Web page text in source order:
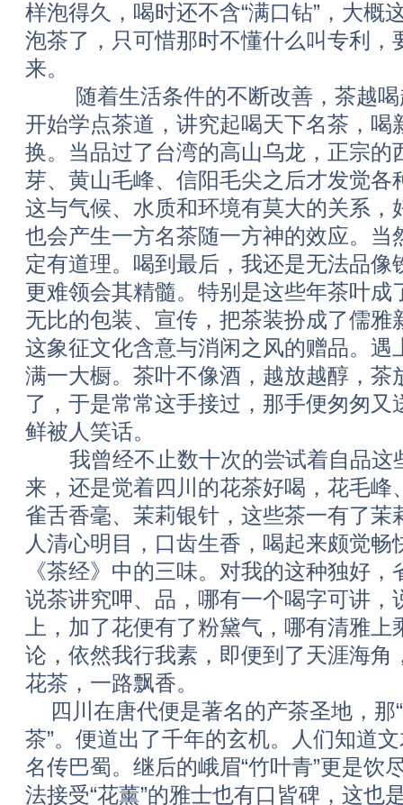
样泡得久，喝时还不含“满口钻”，大概
泡茶了，只可惜那时不懂什么叫专利，
来。
随着生活条件的不断改善，茶越喝
开始学点茶道，讲究起喝天下名茶，喝
换。当品过了台湾的高山乌龙，正宗的
芽、黄山毛峰、信阳毛尖之后才发觉各
这与气候、水质和环境有莫大的关系，
也会产生一方名茶随一方神的效应。当
定有道理。喝到最后，我还是无法品像
更难领会其精髓。特别是这些年茶叶成
无比的包装、宣传，把茶装扮成了儒雅
这象征文化含意与消闲之风的赠品。遇
满一大橱。茶叶不像酒，越放越醇，茶
了，于是常常这手接过，那手便匆匆又
鲜被人笑话。
我曾经不止数十次的尝试着自品这
来，还是觉着四川的花茶好喝，花毛峰
雀舌香毫、茉莉银针，这些茶一有了茉
人清心明目，口齿生香，喝起来颇觉
《茶经》中的三味。对我的这种独好
说茶讲究呷、品，哪有一个喝字可讲，
上，加了花便有了粉黛气，哪有清雅
论，依然我行我素，即便到了天涯海角
花茶，一路飘香。
四川在唐代便是著名的产茶圣地，那
茶”。便道出了千年的玄机。人们知道
名传巴蜀。继后的峨眉“竹叶青”更是饮
法接受“花薰”的雅士也有口皆碑，这也